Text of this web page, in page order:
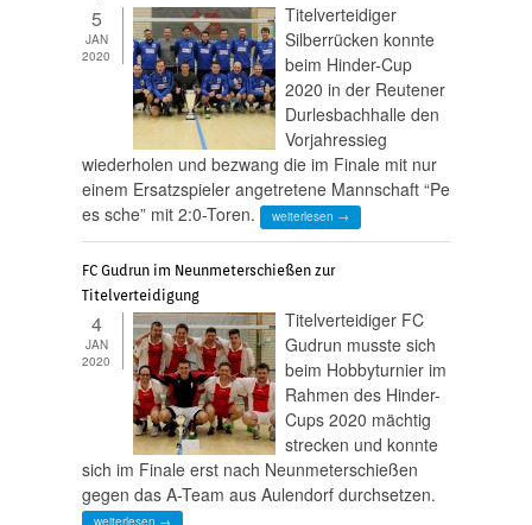
5
JAN
2020
Titelverteidiger
Silberrücken konnte
beim Hinder-Cup
2020 in der Reutener
Durlesbachhalle den
Vorjahressieg
wiederholen und bezwang die im Finale mit nur
einem Ersatzspieler angetretene Mannschaft “Pe
es sche” mit 2:0-Toren.
weiterlesen →
FC Gudrun im Neunmeterschießen zur
Titelverteidigung
4
JAN
2020
Titelverteidiger FC
Gudrun musste sich
beim Hobbyturnier im
Rahmen des Hinder-
Cups 2020 mächtig
strecken und konnte
sich im Finale erst nach Neunmeterschießen
gegen das A-Team aus Aulendorf durchsetzen.
weiterlesen →